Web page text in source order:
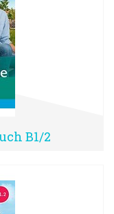
B1/2